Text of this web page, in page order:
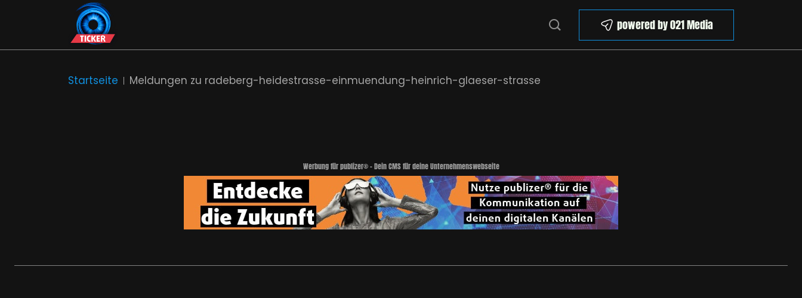
powered by 021 Media
Startseite Meldungen zu radeberg-heidestrasse-einmuendung-heinrich-glaeser-strasse
Werbung für publizer® - Dein CMS für deine Unternehmenswebseite